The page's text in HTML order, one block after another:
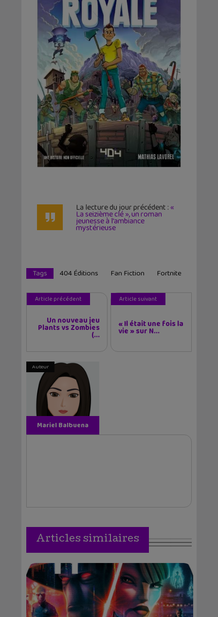
La lecture du jour précédent : «
La seizième clé », un roman
jeunesse à l’ambiance
mystérieuse
Tags 404 Éditions Fan Fiction Fortnite
Article précédent
Un nouveau jeu
Plants vs Zombies
(...
Article suivant
« Il était une fois la
vie » sur N...
Auteur
Mariel Balbuena
Articles similaires